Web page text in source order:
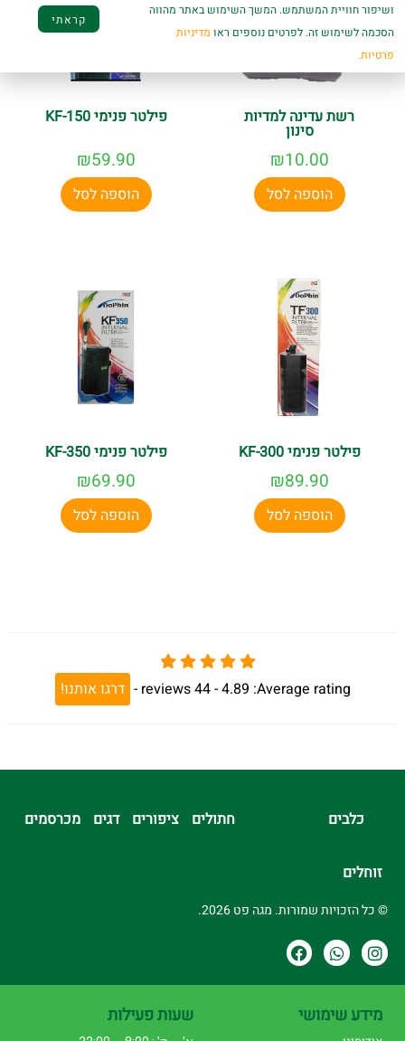
רשת עדינה למדיות
סינון
₪10.00
הוספה לסל
פילטר פנימי KF-150
₪59.90
הוספה לסל
פילטר פנימי KF-300
₪89.90
הוספה לסל
פילטר פנימי KF-350
₪69.90
הוספה לסל
Average rating:
4.89 -
44
reviews
- דרגו אותנו!
כלבים חתולים ציפורים דגים מכרסמים
זוחלים
© כל הזכויות שמורות. מגה פט 2026.
מידע שימושי שעות פעילות
ושיפור חוויית המשתמש. המשך השימוש באתר מהווה
הסכמה לשימוש זה. לפרטים נוספים ראו מדיניות
פרטיות.
קראתי